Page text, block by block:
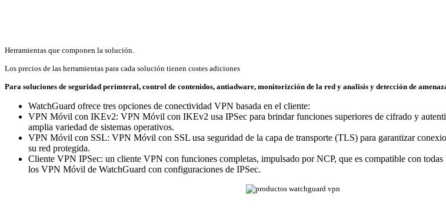
Herramientas que componen la solución.
Los precios de las herramientas para cada solución tienen costes adiciones
Para soluciones de seguridad perimteral, control de contenidos, antiadware, monitorizción de la red y analisis y detección de
WatchGuard ofrece tres opciones de conectividad VPN basada en el cliente:
VPN Móvil con IKEv2: VPN Móvil con IKEv2 usa IPSec para brindar funciones superiores de cifrado y
amplia variedad de sistemas operativos.
VPN Móvil con SSL: VPN Móvil con SSL usa seguridad de la capa de transporte (TLS) para garantizar
su red protegida.
Cliente VPN IPSec: un cliente VPN con funciones completas, impulsado por NCP, que es compatible con
los VPN Móvil de WatchGuard con configuraciones de IPSec.